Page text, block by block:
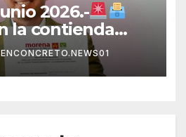
2026.-
la contienda
Omar Del Valle
hora a la
ENCONCRETO.NEWS01